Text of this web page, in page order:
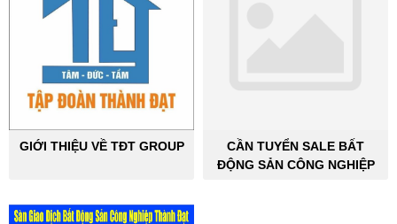
GIỚI THIỆU VỀ TĐT GROUP
CẦN TUYỂN SALE BẤT
ĐỘNG SẢN CÔNG NGHIỆP